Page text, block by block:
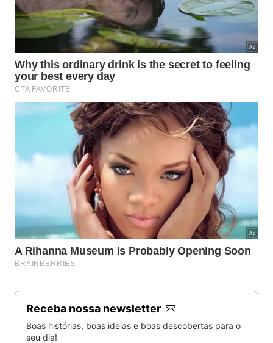
Receba nossa newsletter
Boas histórias, boas ideias e boas descobertas para o
seu dia!